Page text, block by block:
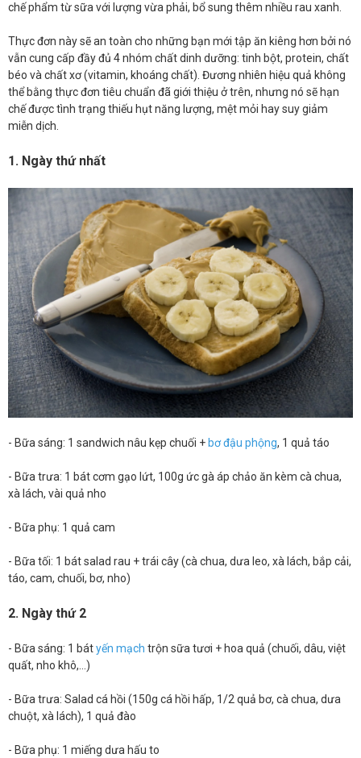
chế phẩm từ sữa với lượng vừa phải, bổ sung thêm nhiều rau xanh.
Thực đơn này sẽ an toàn cho những bạn mới tập ăn kiêng hơn bởi nó
vẫn cung cấp đầy đủ 4 nhóm chất dinh dưỡng: tinh bột, protein, chất
béo và chất xơ (vitamin, khoáng chất). Đương nhiên hiệu quả không
thể bằng thực đơn tiêu chuẩn đã giới thiệu ở trên, nhưng nó sẽ hạn
chế được tình trạng thiếu hụt năng lượng, mệt mỏi hay suy giảm
miễn dịch.
1 . Ngày thứ nhất
- Bữa sáng: 1 sandwich nâu kẹp chuối + bơ đậu phộng, 1 quả táo
- Bữa trưa: 1 bát cơm gạo lứt, 100g ức gà áp chảo ăn kèm cà chua,
xà lách, vài quả nho
- Bữa phụ: 1 quả cam
- Bữa tối: 1 bát salad rau + trái cây (cà chua, dưa leo, xà lách, bắp cải,
táo, cam, chuối, bơ, nho)
2. Ngày thứ 2
- Bữa sáng: 1 bátyến mạch trộn sữa tươi + hoa quả (chuối, dâu, việt
quất, nho khô,…)
- Bữa trưa: Salad cá hồi (150g cá hồi hấp, 1/2 quả bơ, cà chua, dưa
chuột, xà lách), 1 quả đào
- Bữa phụ: 1 miếng dưa hấu to